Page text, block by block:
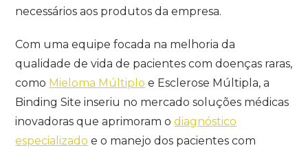
necessários aos produtos da empresa.
Com uma equipe focada na melhoria da
qualidade de vida de pacientes com doenças raras,
como Mieloma Múltiplo e Esclerose Múltipla, a
Binding Site inseriu no mercado soluções médicas
inovadoras que aprimoram odiagnóstico
especializado e o manejo dos pacientes com